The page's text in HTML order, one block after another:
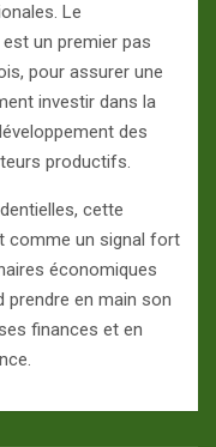
Le
un premier pas
pour assurer une
investir dans la
des
productifs.
cette
comme un signal fort
économiques
prendre en main son
finances et en